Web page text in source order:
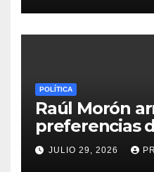
POLÍTICA
Raúl Morón
preferencias
perfila hacia
de Michoacán
JULIO 29, 2026